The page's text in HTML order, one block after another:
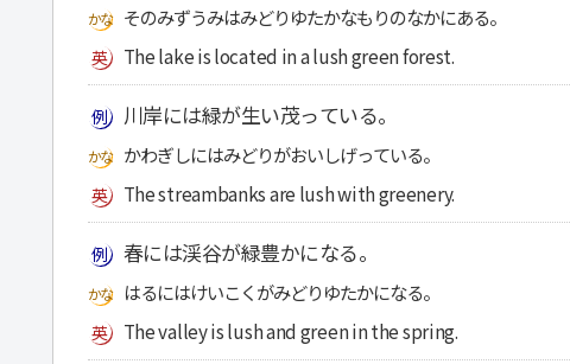
そのみずうみはみどりゆたかなもりのなかにある。
The lake is located in a lush green forest.
川岸には緑が生い茂っている。
かわぎしにはみどりがおいしげっている。
The streambanks are lush with greenery.
春には渓谷が緑豊かになる。
はるにはけいこくがみどりゆたかになる。
The valley is lush and green in the spring.